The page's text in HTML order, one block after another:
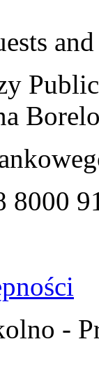
8000
-